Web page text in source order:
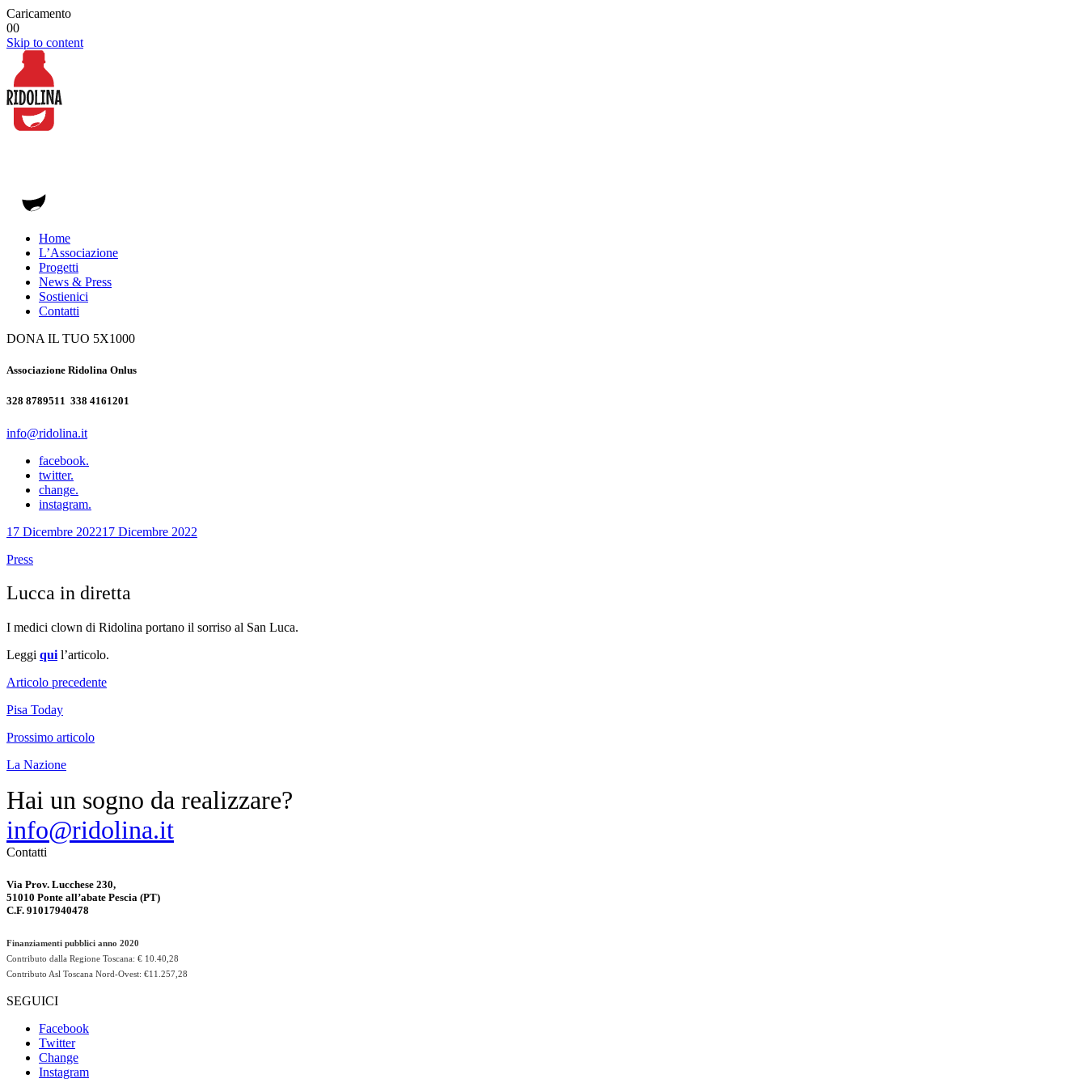
Caricamento
00
Skip to content
Home
L’Associazione
Progetti
News & Press
Sostienici
Contatti
DONA IL TUO 5X1000
Associazione Ridolina Onlus
328 8789511 ‭ 338 4161201‬
info@ridolina.it
facebook.
twitter.
change.
instagram.
17 Dicembre 202217 Dicembre 2022
Press
Lucca in diretta
I medici clown di Ridolina portano il sorriso al San Luca.
Leggi qui l’articolo.
Articolo precedente
Pisa Today
Prossimo articolo
La Nazione
Hai un sogno da realizzare?
info@ridolina.it
Contatti
Via Prov. Lucchese 230,
51010 Ponte all’abate Pescia (PT)
C.F. 91017940478
Finanziamenti pubblici anno 2020
Contributo dalla Regione Toscana: € 10.40,28
Contributo Asl Toscana Nord-Ovest: €11.257,28
SEGUICI
Facebook
Twitter
Change
Instagram